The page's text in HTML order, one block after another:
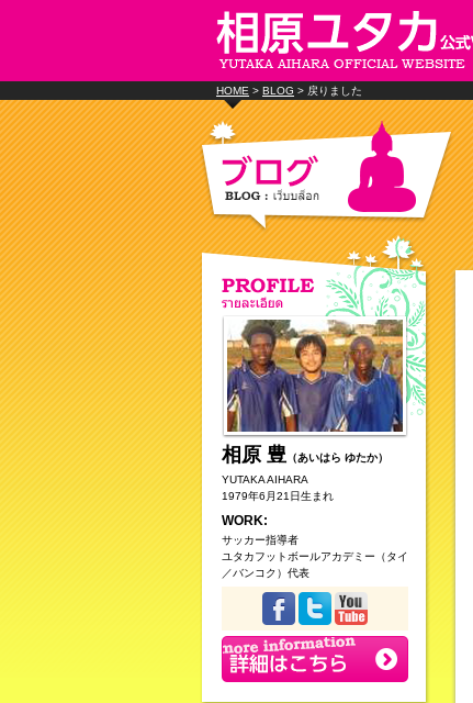
HOME > BLOG > 戻りました
相原 豊 （あいはら ゆたか）
YUTAKA AIHARA
1979年6月21日生まれ
WORK:
サッカー指導者
ユタカフットボールアカデミー（タイ
／バンコク）代表